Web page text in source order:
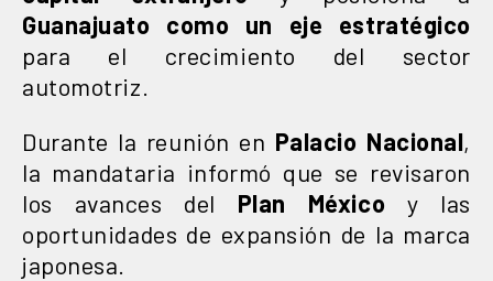
Guanajuato como un eje estratégico
para el crecimiento del sector
automotriz.
Durante la reunión en Palacio Nacional,
la mandataria informó que se revisaron
los avances del Plan México y las
oportunidades de expansión de la marca
japonesa.